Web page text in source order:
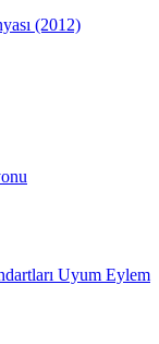
(2012)
Uyum Eylem